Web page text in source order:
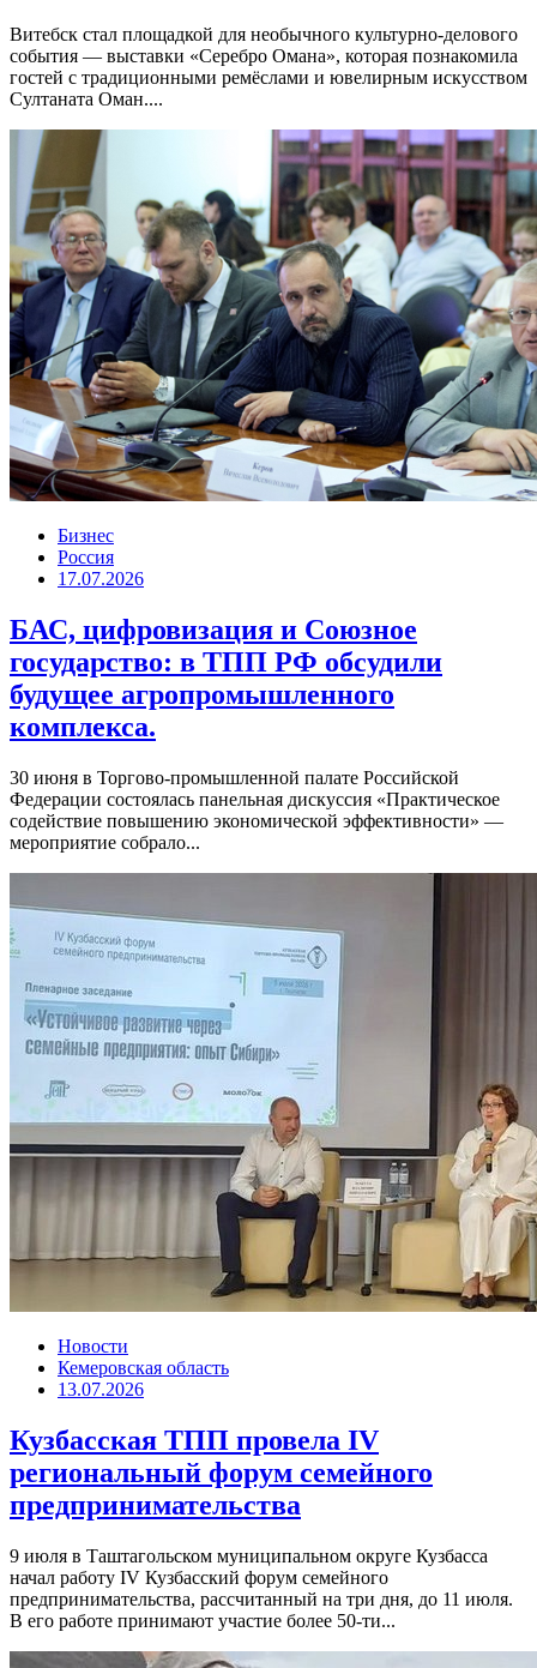
Витебск стал площадкой для необычного культурно-делового
события — выставки «Серебро Омана», которая познакомила
гостей с традиционными ремёслами и ювелирным искусством
Султаната Оман....
Бизнес
Россия
17.07.2026
БАС, цифровизация и Союзное
государство: в ТПП РФ обсудили
будущее агропромышленного
комплекса.
30 июня в Торгово-промышленной палате Российской
Федерации состоялась панельная дискуссия «Практическое
содействие повышению экономической эффективности» —
мероприятие собрало...
Новости
Кемеровская область
13.07.2026
Кузбасская ТПП провела IV
региональный форум семейного
предпринимательства
9 июля в Таштагольском муниципальном округе Кузбасса
начал работу IV Кузбасский форум семейного
предпринимательства, рассчитанный на три дня, до 11 июля.
В его работе принимают участие более 50-ти...